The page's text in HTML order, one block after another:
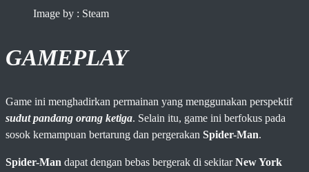
Image by : Steam
GAMEPLAY
Game ini menghadirkan permainan yang menggunakan perspektif
sudut pandang orang ketiga. Selain itu, game ini berfokus pada
sosok kemampuan bertarung dan pergerakan Spider-Man.
Spider-Man dapat dengan bebas bergerak di sekitarNew York